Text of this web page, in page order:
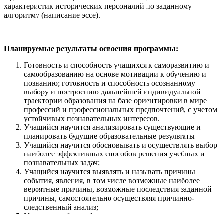
характеристик исторических персоналий по заданному
алгоритму (написание эссе).
Планируемые результаты освоения программы:
Готовность и способность учащихся к саморазвитию и
самообразованию на основе мотивации к обучению и
познанию; готовность и способность осознанному
выбору и построению дальнейшей индивидуальной
траектории образования на базе ориентировки в мире
профессий и профессиональных предпочтений, с учетом
устойчивых познавательных интересов.
Учащийся научится анализировать существующие и
планировать будущие образовательные результаты
Учащийся научится обосновывать и осуществлять выбор
наиболее эффективных способов решения учебных и
познавательных задач;
Учащийся научится выявлять и называть причины
события, явления, в том числе возможные наиболее
вероятные причины, возможные последствия заданной
причины, самостоятельно осуществляя причинно-
следственный анализ;